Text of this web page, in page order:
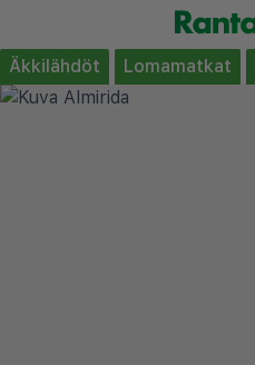
Äkkilähdöt Lomamatkat